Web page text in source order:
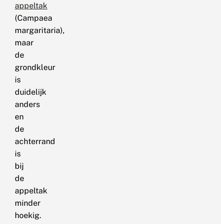
appeltak
(Campaea
margaritaria),
maar
de
grondkleur
is
duidelijk
anders
en
de
achterrand
is
bij
de
appeltak
minder
hoekig.